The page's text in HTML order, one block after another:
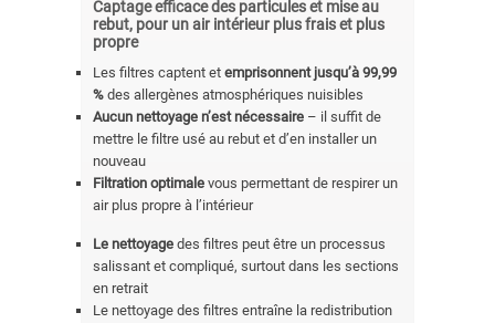
Captage efficace des particules et mise au
rebut, pour un air intérieur plus frais et plus
propre
Les filtres captent et emprisonnent jusqu’à 99,99
% des allergènes atmosphériques nuisibles
Aucun nettoyage n’est nécessaire – il suffit de
mettre le filtre usé au rebut et d’en installer un
nouveau
Filtration optimale vous permettant de respirer un
air plus propre à l’intérieur
Le nettoyage des filtres peut être un processus
salissant et compliqué, surtout dans les sections
en retrait
Le nettoyage des filtres entraîne la redistribution